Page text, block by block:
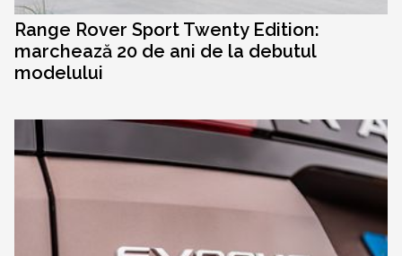
Range Rover Sport Twenty Edition:
marchează 20 de ani de la debutul
modelului